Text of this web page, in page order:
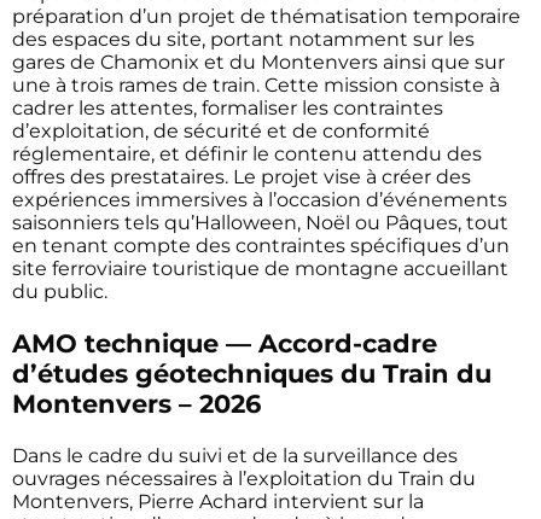
préparation d’un projet de thématisation temporaire
des espaces du site, portant notamment sur les
gares de Chamonix et du Montenvers ainsi que sur
une à trois rames de train. Cette mission consiste à
cadrer les attentes, formaliser les contraintes
d’exploitation, de sécurité et de conformité
réglementaire, et définir le contenu attendu des
offres des prestataires. Le projet vise à créer des
expériences immersives à l’occasion d’événements
saisonniers tels qu’Halloween, Noël ou Pâques, tout
en tenant compte des contraintes spécifiques d’un
site ferroviaire touristique de montagne accueillant
du public.
AMO technique — Accord-cadre
d’études géotechniques du Train du
Montenvers – 2026
Dans le cadre du suivi et de la surveillance des
ouvrages nécessaires à l’exploitation du Train du
Montenvers, Pierre Achard intervient sur la